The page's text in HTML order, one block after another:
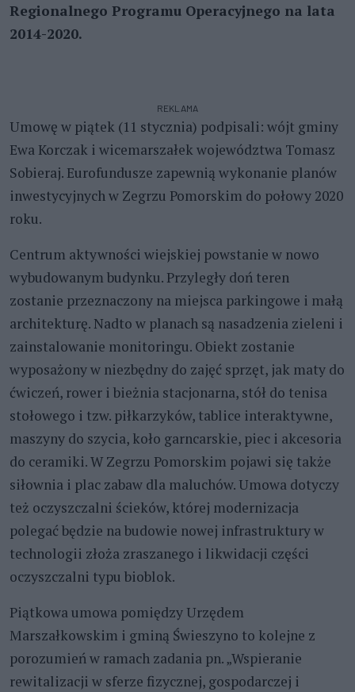
Regionalnego Programu Operacyjnego na lata
2014-2020.
REKLAMA
Umowę w piątek (11 stycznia) podpisali: wójt gminy
Ewa Korczak i wicemarszałek województwa Tomasz
Sobieraj. Eurofundusze zapewnią wykonanie planów
inwestycyjnych w Zegrzu Pomorskim do połowy 2020
roku.
Centrum aktywności wiejskiej powstanie w nowo
wybudowanym budynku. Przyległy doń teren
zostanie przeznaczony na miejsca parkingowe i małą
architekturę. Nadto w planach są nasadzenia zieleni i
zainstalowanie monitoringu. Obiekt zostanie
wyposażony w niezbędny do zajęć sprzęt, jak maty do
ćwiczeń, rower i bieżnia stacjonarna, stół do tenisa
stołowego i tzw. piłkarzyków, tablice interaktywne,
maszyny do szycia, koło garncarskie, piec i akcesoria
do ceramiki. W Zegrzu Pomorskim pojawi się także
siłownia i plac zabaw dla maluchów. Umowa dotyczy
też oczyszczalni ścieków, której modernizacja
polegać będzie na budowie nowej infrastruktury w
technologii złoża zraszanego i likwidacji części
oczyszczalni typu bioblok.
Piątkowa umowa pomiędzy Urzędem
Marszałkowskim i gminą Świeszyno to kolejne z
porozumień w ramach zadania pn. „Wspieranie
rewitalizacji w sferze fizycznej, gospodarczej i